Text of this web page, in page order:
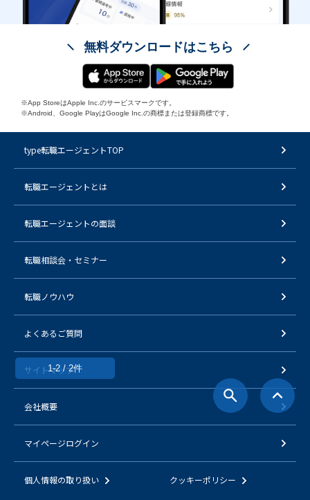
1-2 / 2件
無料ダウンロードはこちら
※App StoreはApple Inc.のサービスマークです。
※Android、Google PlayはGoogle Inc.の商標または登録商標です。
type転職エージェントTOP
転職エージェントとは
転職エージェントの面談
転職相談会・セミナー
転職ノウハウ
よくあるご質問
サイトマップ
会社概要
マイページログイン
個人情報の取り扱い クッキーポリシー